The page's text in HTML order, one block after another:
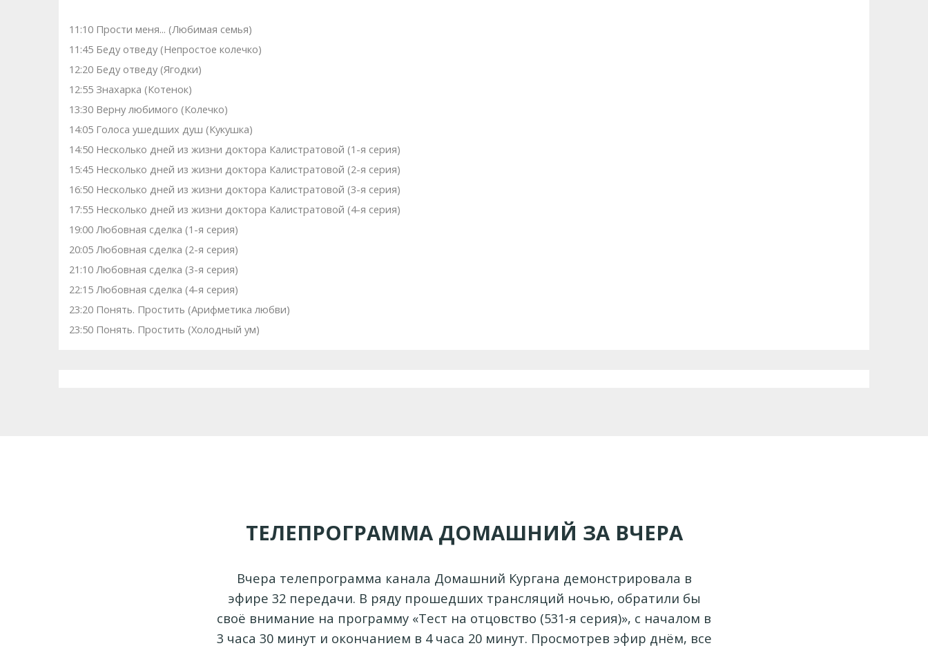
11:10 Прости меня... (Любимая семья)
11:45 Беду отведу (Непростое колечко)
12:20 Беду отведу (Ягодки)
12:55 Знaхaрка (Котенок)
13:30 Верну любимого (Колечко)
14:05 Голocа ушедших душ (Кукушка)
14:50 Несколько дней из жизни доктора Калистратовой (1-я серия)
15:45 Несколько дней из жизни доктора Калистратовой (2-я серия)
16:50 Несколько дней из жизни доктора Калистратовой (3-я серия)
17:55 Несколько дней из жизни доктора Калистратовой (4-я серия)
19:00 Любовная сделка (1-я серия)
20:05 Любовная сделка (2-я серия)
21:10 Любовная сделка (3-я серия)
22:15 Любовная сделка (4-я серия)
23:20 Понять. Простить (Арифметика любви)
23:50 Понять. Простить (Холодный ум)
ТЕЛЕПРОГРАММА ДОМАШНИЙ ЗА ВЧЕРА
Вчера телепрограмма канала Домашний Кургана демонстрировала в
эфире 32 передачи. В ряду прошедших трансляций ночью, обратили бы
своё внимание на программу «Теcт на oтцовство (531-я серия)», с началом в
3 часа 30 минут и окончанием в 4 часа 20 минут. Просмотрев эфир днём, все